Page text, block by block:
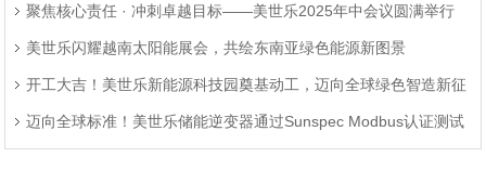
聚焦核心责任 · 冲刺卓越目标——美世乐2025年中会议圆满举行
美世乐闪耀越南太阳能展会，共绘东南亚绿色能源新图景
开工大吉！美世乐新能源科技园奠基动工，迈向全球绿色智造新征
程 迈向全球标准！美世乐储能逆变器通过Sunspec Modbus认证测试